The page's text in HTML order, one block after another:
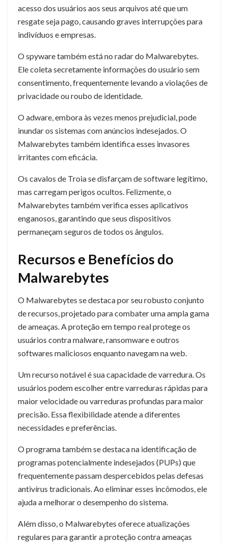
acesso dos usuários aos seus arquivos até que um
resgate seja pago, causando graves interrupções para
indivíduos e empresas.
O spyware também está no radar do Malwarebytes.
Ele coleta secretamente informações do usuário sem
consentimento, frequentemente levando a violações de
privacidade ou roubo de identidade.
O adware, embora às vezes menos prejudicial, pode
inundar os sistemas com anúncios indesejados. O
Malwarebytes também identifica esses invasores
irritantes com eficácia.
Os cavalos de Troia se disfarçam de software legítimo,
mas carregam perigos ocultos. Felizmente, o
Malwarebytes também verifica esses aplicativos
enganosos, garantindo que seus dispositivos
permaneçam seguros de todos os ângulos.
Recursos e Benefícios do
Malwarebytes
O Malwarebytes se destaca por seu robusto conjunto
de recursos, projetado para combater uma ampla gama
de ameaças. A proteção em tempo real protege os
usuários contra malware, ransomware e outros
softwares maliciosos enquanto navegam na web.
Um recurso notável é sua capacidade de varredura. Os
usuários podem escolher entre varreduras rápidas para
maior velocidade ou varreduras profundas para maior
precisão. Essa flexibilidade atende a diferentes
necessidades e preferências.
O programa também se destaca na identificação de
programas potencialmente indesejados (PUPs) que
frequentemente passam despercebidos pelas defesas
antivírus tradicionais. Ao eliminar esses incômodos, ele
ajuda a melhorar o desempenho do sistema.
Além disso, o Malwarebytes oferece atualizações
regulares para garantir a proteção contra ameaças